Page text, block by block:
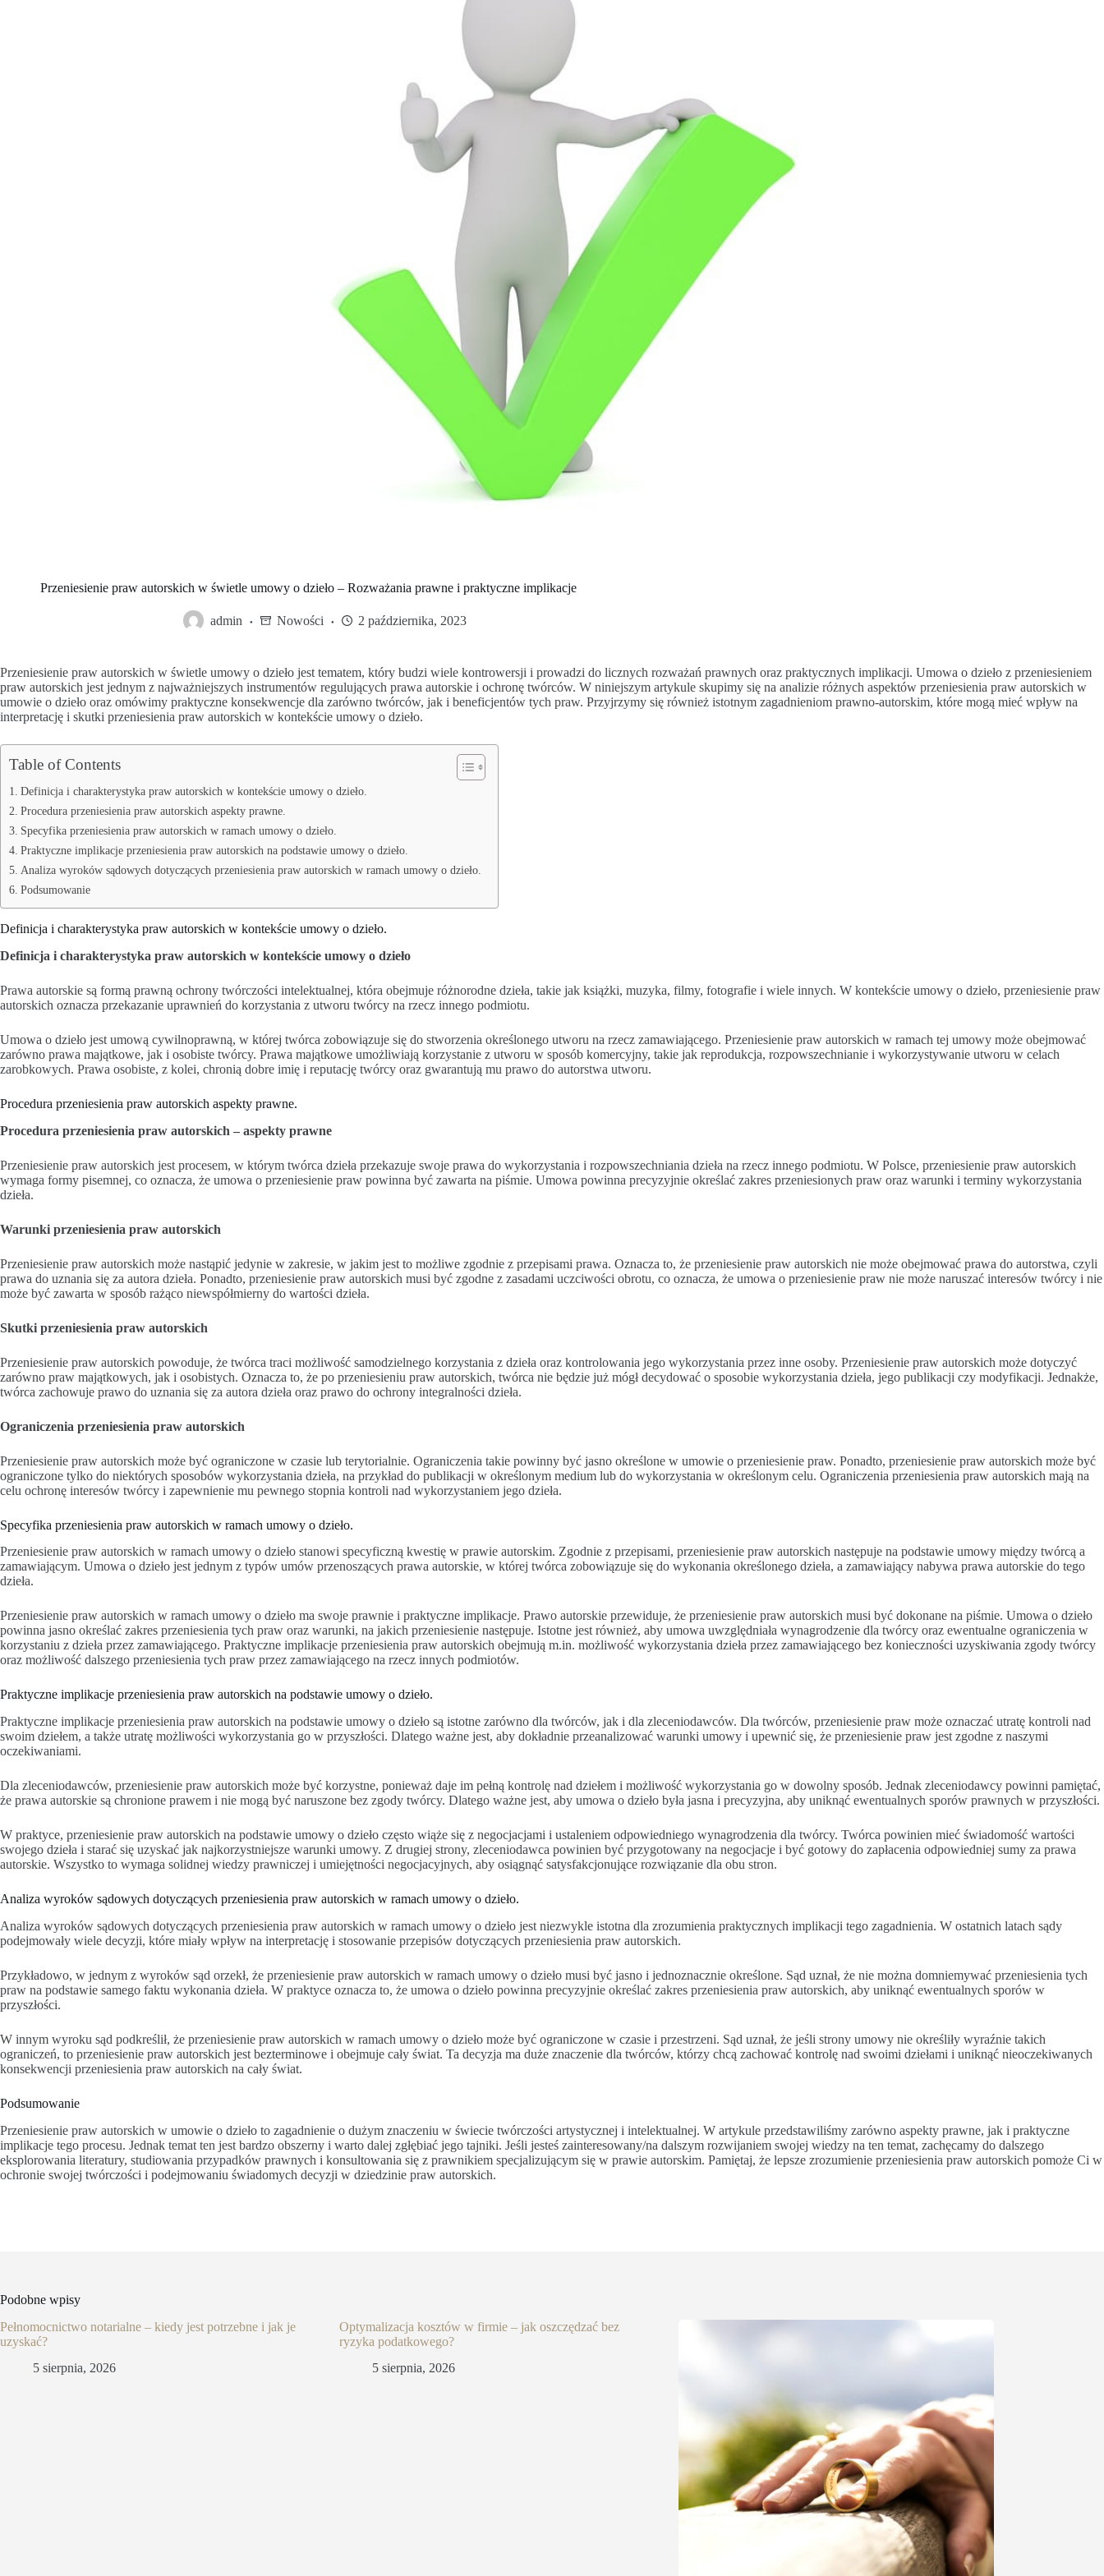
Przeniesienie praw autorskich w świetle umowy o dzieło – Rozważania prawne i praktyczne implikacje
admin Nowości 2 października, 2023
Przeniesienie praw autorskich w świetle umowy o dzieło jest tematem, który budzi wiele kontrowersji i prowadzi do licznych rozważań prawnych oraz praktycznych implikacji. Umowa o dzieło z przeniesieniem
praw autorskich jest jednym z najważniejszych instrumentów regulujących prawa autorskie i ochronę twórców. W niniejszym artykule skupimy się na analizie różnych aspektów przeniesienia praw autorskich w
umowie o dzieło oraz omówimy praktyczne konsekwencje dla zarówno twórców, jak i beneficjentów tych praw. Przyjrzymy się również istotnym zagadnieniom prawno-autorskim, które mogą mieć wpływ na
interpretację i skutki przeniesienia praw autorskich w kontekście umowy o dzieło.
Table of Contents
Definicja i charakterystyka praw autorskich w kontekście umowy o dzieło.
Procedura przeniesienia praw autorskich aspekty prawne.
Specyfika przeniesienia praw autorskich w ramach umowy o dzieło.
Praktyczne implikacje przeniesienia praw autorskich na podstawie umowy o dzieło.
Analiza wyroków sądowych dotyczących przeniesienia praw autorskich w ramach umowy o dzieło.
Podsumowanie
Definicja i charakterystyka praw autorskich w kontekście umowy o dzieło.
Definicja i charakterystyka praw autorskich w kontekście umowy o dzieło
Prawa autorskie są formą prawną ochrony twórczości intelektualnej, która obejmuje różnorodne dzieła, takie jak książki, muzyka, filmy, fotografie i wiele innych. W kontekście umowy o dzieło, przeniesienie praw
autorskich oznacza przekazanie uprawnień do korzystania z utworu twórcy na rzecz innego podmiotu.
Umowa o dzieło jest umową cywilnoprawną, w której twórca zobowiązuje się do stworzenia określonego utworu na rzecz zamawiającego. Przeniesienie praw autorskich w ramach tej umowy może obejmować
zarówno prawa majątkowe, jak i osobiste twórcy. Prawa majątkowe umożliwiają korzystanie z utworu w sposób komercyjny, takie jak reprodukcja, rozpowszechnianie i wykorzystywanie utworu w celach
zarobkowych. Prawa osobiste, z kolei, chronią dobre imię i reputację twórcy oraz gwarantują mu prawo do autorstwa utworu.
Procedura przeniesienia praw autorskich aspekty prawne.
Procedura przeniesienia praw autorskich – aspekty prawne
Przeniesienie praw autorskich jest procesem, w którym twórca dzieła przekazuje swoje prawa do wykorzystania i rozpowszechniania dzieła na rzecz innego podmiotu. W Polsce, przeniesienie praw autorskich
wymaga formy pisemnej, co oznacza, że umowa o przeniesienie praw powinna być zawarta na piśmie. Umowa powinna precyzyjnie określać zakres przeniesionych praw oraz warunki i terminy wykorzystania
dzieła.
Warunki przeniesienia praw autorskich
Przeniesienie praw autorskich może nastąpić jedynie w zakresie, w jakim jest to możliwe zgodnie z przepisami prawa. Oznacza to, że przeniesienie praw autorskich nie może obejmować prawa do autorstwa, czyli
prawa do uznania się za autora dzieła. Ponadto, przeniesienie praw autorskich musi być zgodne z zasadami uczciwości obrotu, co oznacza, że umowa o przeniesienie praw nie może naruszać interesów twórcy i nie
może być zawarta w sposób rażąco niewspółmierny do wartości dzieła.
Skutki przeniesienia praw autorskich
Przeniesienie praw autorskich powoduje, że twórca traci możliwość samodzielnego korzystania z dzieła oraz kontrolowania jego wykorzystania przez inne osoby. Przeniesienie praw autorskich może dotyczyć
zarówno praw majątkowych, jak i osobistych. Oznacza to, że po przeniesieniu praw autorskich, twórca nie będzie już mógł decydować o sposobie wykorzystania dzieła, jego publikacji czy modyfikacji. Jednakże,
twórca zachowuje prawo do uznania się za autora dzieła oraz prawo do ochrony integralności dzieła.
Ograniczenia przeniesienia praw autorskich
Przeniesienie praw autorskich może być ograniczone w czasie lub terytorialnie. Ograniczenia takie powinny być jasno określone w umowie o przeniesienie praw. Ponadto, przeniesienie praw autorskich może być
ograniczone tylko do niektórych sposobów wykorzystania dzieła, na przykład do publikacji w określonym medium lub do wykorzystania w określonym celu. Ograniczenia przeniesienia praw autorskich mają na
celu ochronę interesów twórcy i zapewnienie mu pewnego stopnia kontroli nad wykorzystaniem jego dzieła.
Specyfika przeniesienia praw autorskich w ramach umowy o dzieło.
Przeniesienie praw autorskich w ramach umowy o dzieło stanowi specyficzną kwestię w prawie autorskim. Zgodnie z przepisami, przeniesienie praw autorskich następuje na podstawie umowy między twórcą a
zamawiającym. Umowa o dzieło jest jednym z typów umów przenoszących prawa autorskie, w której twórca zobowiązuje się do wykonania określonego dzieła, a zamawiający nabywa prawa autorskie do tego
dzieła.
Przeniesienie praw autorskich w ramach umowy o dzieło ma swoje prawnie i praktyczne implikacje. Prawo autorskie przewiduje, że przeniesienie praw autorskich musi być dokonane na piśmie. Umowa o dzieło
powinna jasno określać zakres przeniesienia tych praw oraz warunki, na jakich przeniesienie następuje. Istotne jest również, aby umowa uwzględniała wynagrodzenie dla twórcy oraz ewentualne ograniczenia w
korzystaniu z dzieła przez zamawiającego. Praktyczne implikacje przeniesienia praw autorskich obejmują m.in. możliwość wykorzystania dzieła przez zamawiającego bez konieczności uzyskiwania zgody twórcy
oraz możliwość dalszego przeniesienia tych praw przez zamawiającego na rzecz innych podmiotów.
Praktyczne implikacje przeniesienia praw autorskich na podstawie umowy o dzieło.
Praktyczne implikacje przeniesienia praw autorskich na podstawie umowy o dzieło są istotne zarówno dla twórców, jak i dla zleceniodawców. Dla twórców, przeniesienie praw może oznaczać utratę kontroli nad
swoim dziełem, a także utratę możliwości wykorzystania go w przyszłości. Dlatego ważne jest, aby dokładnie przeanalizować warunki umowy i upewnić się, że przeniesienie praw jest zgodne z naszymi
oczekiwaniami.
Dla zleceniodawców, przeniesienie praw autorskich może być korzystne, ponieważ daje im pełną kontrolę nad dziełem i możliwość wykorzystania go w dowolny sposób. Jednak zleceniodawcy powinni pamiętać,
że prawa autorskie są chronione prawem i nie mogą być naruszone bez zgody twórcy. Dlatego ważne jest, aby umowa o dzieło była jasna i precyzyjna, aby uniknąć ewentualnych sporów prawnych w przyszłości.
W praktyce, przeniesienie praw autorskich na podstawie umowy o dzieło często wiąże się z negocjacjami i ustaleniem odpowiedniego wynagrodzenia dla twórcy. Twórca powinien mieć świadomość wartości
swojego dzieła i starać się uzyskać jak najkorzystniejsze warunki umowy. Z drugiej strony, zleceniodawca powinien być przygotowany na negocjacje i być gotowy do zapłacenia odpowiedniej sumy za prawa
autorskie. Wszystko to wymaga solidnej wiedzy prawniczej i umiejętności negocjacyjnych, aby osiągnąć satysfakcjonujące rozwiązanie dla obu stron.
Analiza wyroków sądowych dotyczących przeniesienia praw autorskich w ramach umowy o dzieło.
Analiza wyroków sądowych dotyczących przeniesienia praw autorskich w ramach umowy o dzieło jest niezwykle istotna dla zrozumienia praktycznych implikacji tego zagadnienia. W ostatnich latach sądy
podejmowały wiele decyzji, które miały wpływ na interpretację i stosowanie przepisów dotyczących przeniesienia praw autorskich.
Przykładowo, w jednym z wyroków sąd orzekł, że przeniesienie praw autorskich w ramach umowy o dzieło musi być jasno i jednoznacznie określone. Sąd uznał, że nie można domniemywać przeniesienia tych
praw na podstawie samego faktu wykonania dzieła. W praktyce oznacza to, że umowa o dzieło powinna precyzyjnie określać zakres przeniesienia praw autorskich, aby uniknąć ewentualnych sporów w
przyszłości.
W innym wyroku sąd podkreślił, że przeniesienie praw autorskich w ramach umowy o dzieło może być ograniczone w czasie i przestrzeni. Sąd uznał, że jeśli strony umowy nie określiły wyraźnie takich
ograniczeń, to przeniesienie praw autorskich jest bezterminowe i obejmuje cały świat. Ta decyzja ma duże znaczenie dla twórców, którzy chcą zachować kontrolę nad swoimi dziełami i uniknąć nieoczekiwanych
konsekwencji przeniesienia praw autorskich na cały świat.
Podsumowanie
Przeniesienie praw autorskich w umowie o dzieło to zagadnienie o dużym znaczeniu w świecie twórczości artystycznej i intelektualnej. W artykule przedstawiliśmy zarówno aspekty prawne, jak i praktyczne
implikacje tego procesu. Jednak temat ten jest bardzo obszerny i warto dalej zgłębiać jego tajniki. Jeśli jesteś zainteresowany/na dalszym rozwijaniem swojej wiedzy na ten temat, zachęcamy do dalszego
eksplorowania literatury, studiowania przypadków prawnych i konsultowania się z prawnikiem specjalizującym się w prawie autorskim. Pamiętaj, że lepsze zrozumienie przeniesienia praw autorskich pomoże Ci w
ochronie swojej twórczości i podejmowaniu świadomych decyzji w dziedzinie praw autorskich.
Podobne wpisy
Pełnomocnictwo notarialne – kiedy jest potrzebne i jak je
uzyskać?
5 sierpnia, 2026
Optymalizacja kosztów w firmie – jak oszczędzać bez
ryzyka podatkowego?
5 sierpnia, 2026